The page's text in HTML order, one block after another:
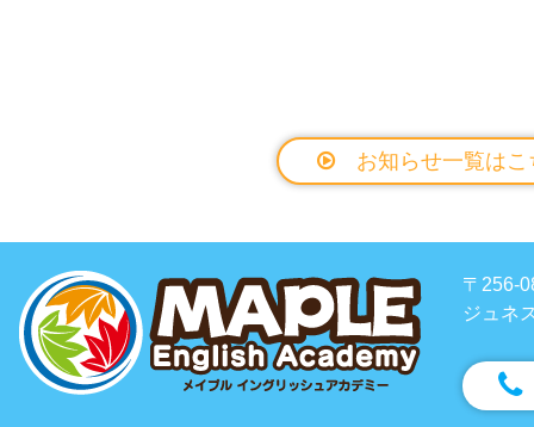
お知らせ一覧はこ
〒256-
ジュネ